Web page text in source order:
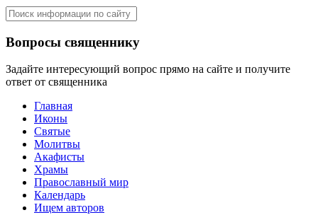
Вопросы священнику
Задайте интересующий вопрос прямо на сайте и получите
ответ от священника
Главная
Иконы
Святые
Молитвы
Акафисты
Храмы
Православный мир
Календарь
Ищем авторов